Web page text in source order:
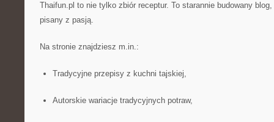
Thaifun.pl to nie tylko zbiór receptur. To starannie budowany
pisany z pasją.
Na stronie znajdziesz m.in.:
Tradycyjne przepisy z kuchni tajskiej,
Autorskie wariacje tradycyjnych potraw,